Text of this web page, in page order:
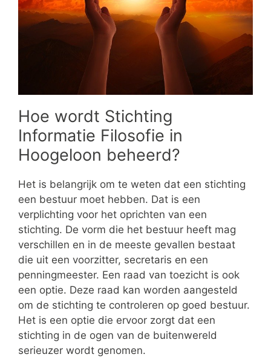
Hoe wordt Stichting
Informatie Filosofie in
Hoogeloon beheerd?
Het is belangrijk om te weten dat een stichting
een bestuur moet hebben. Dat is een
verplichting voor het oprichten van een
stichting. De vorm die het bestuur heeft mag
verschillen en in de meeste gevallen bestaat
die uit een voorzitter, secretaris en een
penningmeester. Een raad van toezicht is ook
een optie. Deze raad kan worden aangesteld
om de stichting te controleren op goed bestuur.
Het is een optie die ervoor zorgt dat een
stichting in de ogen van de buitenwereld
serieuzer wordt genomen.